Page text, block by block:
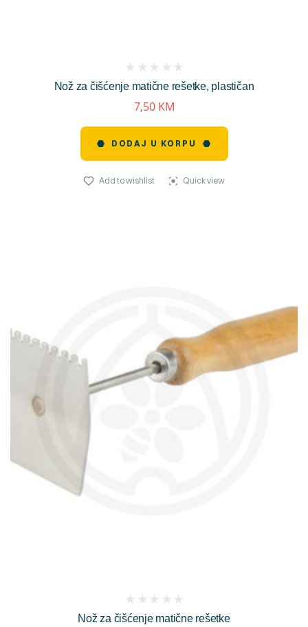
Nož za čišćenje matične rešetke, plastičan
reviews)
7,50 KM
DODAJ U KORPU
Add to wishlist Quick view
Nož za čišćenje matične rešetke
reviews)